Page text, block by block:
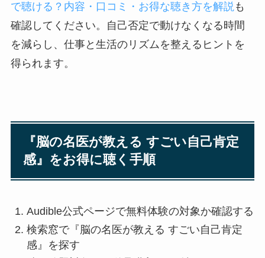
で聴ける？内容・口コミ・お得な聴き方を解説も
確認してください。自己否定で動けなくなる時間
を減らし、仕事と生活のリズムを整えるヒントを
得られます。
『脳の名医が教える すごい自己肯定
感』をお得に聴く手順
Audible公式ページで無料体験の対象か確認する
検索窓で『脳の名医が教える すごい自己肯定
感』を探す